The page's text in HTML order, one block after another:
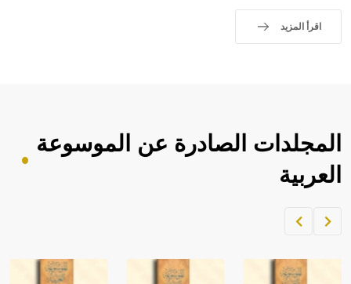
اقرأ المزيد
المجلدات الصادرة عن الموسوعة
العربية